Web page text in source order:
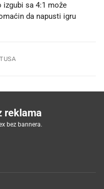
izgubi sa 4:1 može
da napusti igru
reklama
bez bannera.